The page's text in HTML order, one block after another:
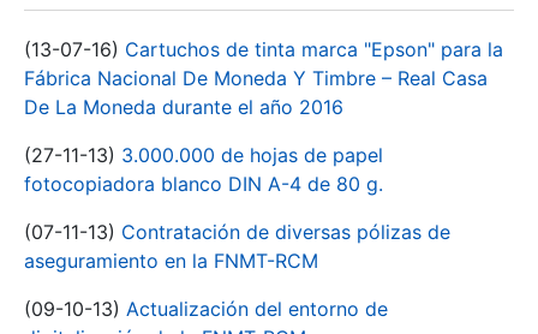
(13-07-16) Cartuchos de tinta marca "Epson" para la
Fábrica Nacional De Moneda Y Timbre – Real Casa
De La Moneda durante el año 2016
(27-11-13) 3.000.000 de hojas de papel
fotocopiadora blanco DIN A-4 de 80 g.
(07-11-13) Contratación de diversas pólizas de
aseguramiento en la FNMT-RCM
(09-10-13) Actualización del entorno de